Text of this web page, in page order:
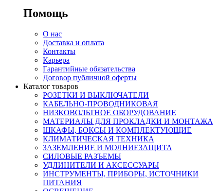
Помощь
О нас
Доставка и оплата
Контакты
Карьера
Гарантийные обязательства
Договор публичной оферты
Каталог товаров
РОЗЕТКИ И ВЫКЛЮЧАТЕЛИ
КАБЕЛЬНО-ПРОВОДНИКОВАЯ
НИЗКОВОЛЬТНОЕ ОБОРУДОВАНИЕ
МАТЕРИАЛЫ ДЛЯ ПРОКЛАДКИ И МОНТАЖА
ШКАФЫ, БОКСЫ И КОМПЛЕКТУЮЩИЕ
КЛИМАТИЧЕСКАЯ ТЕХНИКА
ЗАЗЕМЛЕНИЕ И МОЛНИЕЗАЩИТА
СИЛОВЫЕ РАЗЪЕМЫ
УДЛИНИТЕЛИ И АКСЕССУАРЫ
ИНСТРУМЕНТЫ, ПРИБОРЫ, ИСТОЧНИКИ
ПИТАНИЯ